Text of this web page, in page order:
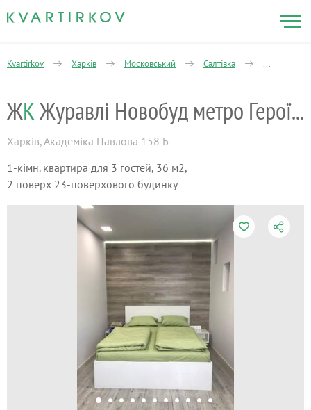
Kvartirkov Харків Московський Салтівка 1-кімнатна
ЖК Журавлі Новобуд метро Героїв Праці
Харків,Академіка Павлова 158 Б
1-кімн. квартира для 3 гостей, 36 м2,
2 поверх 23-поверхового будинку